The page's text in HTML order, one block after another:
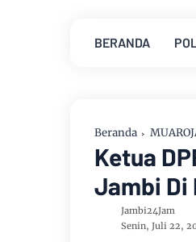
BERANDA
Beranda
Ketua
Jambi Di
Jambi24Jam
Senin, Juli 22,